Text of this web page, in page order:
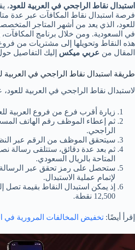
استبدال نقاط الراجحي في العربية للعود،
فرصة استبدال نقاط المكافآت عبر عدة
للعود، الذي يعد من أشهر المتاجر
في السعودية. ومن خلال برنامج المكافآت،
هذه النقاط وتحويلها إلى مشتريات من فروع
المقال من عربي ميكس إليك التفاصيل
طريقة استبدال نقاط الراجحي في العربية
لاستبدال نقاط الراجحي في العربية للعود،
زيارة أقرب فرع من فروع العربية
ثم إعطاء الموظف رقم الهاتف
الراجحي.
سيتحقق الموظف من الرقم عبر
ثم بعد عدة دقائق، ستتلقى رسالة
المتاحة بالريال السعودي.
ستحصل على رمز تحقق عبر
لإتمام عملية الاستبدال.
12,500 نقطة.
إقرأ أيضًا: تخفيض المخالفات المرورية في